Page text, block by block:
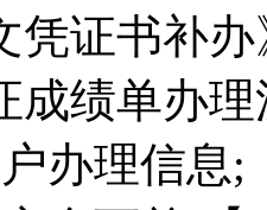
凭证书补
成绩单办理
办理信息;